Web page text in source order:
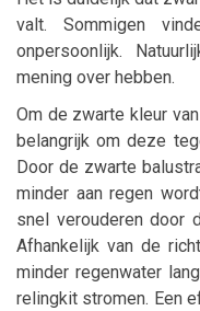
valt. Sommigen
onpersoonlijk.
mening over hebben.
Om de zwarte kleur
belangrijk om deze
Door de zwarte
minder aan regen
snel verouderen door
Afhankelijk van de
minder regenwater
relingkit stromen. Een